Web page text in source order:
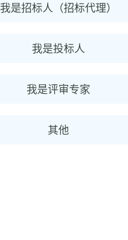
我是招标人（招标代理）
我是投标人
我是评审专家
其他